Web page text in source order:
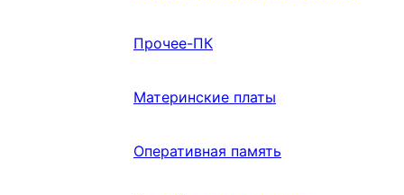
Прочее-ПК
Материнские платы
Оперативная память